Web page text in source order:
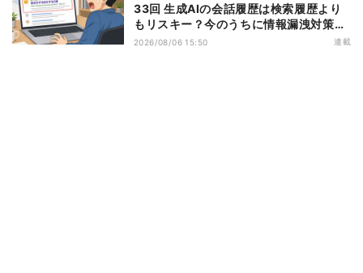
33回 生成AIの会話履歴は検索履歴より
もリスキー？今のうちに情報漏洩対策を
万全にしておこう
2026/08/06 15:50 連載